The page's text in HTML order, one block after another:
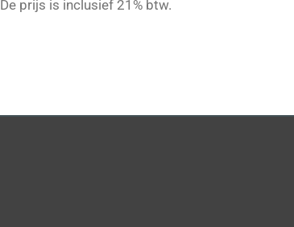
De prijs is inclusief 21% btw.